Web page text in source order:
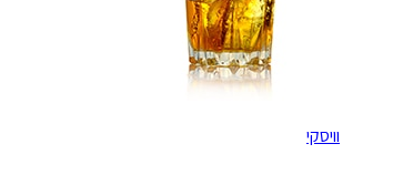
וויסקי